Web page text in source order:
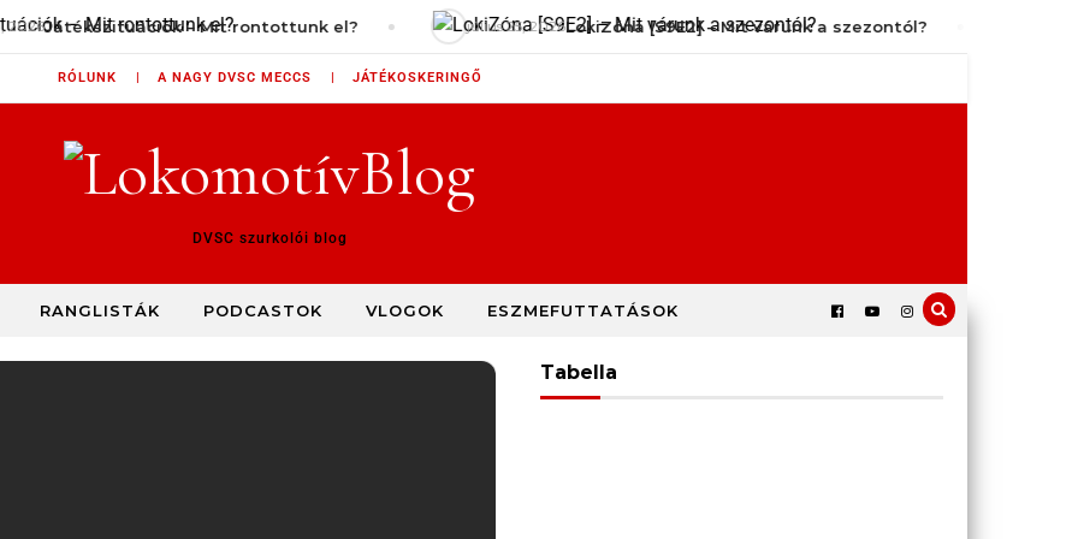
Játékszituációk – Mit rontottunk el? július 25, 2026LokiZóna [S9E2] – Mit várunk a szezontól?
RÓLUNK | A NAGY DVSC MECCS | JÁTÉKOSKERINGŐ
DVSC szurkolói blog
RANGLISTÁK PODCASTOK VLOGOK ESZMEFUTTATÁSOK
Tabella